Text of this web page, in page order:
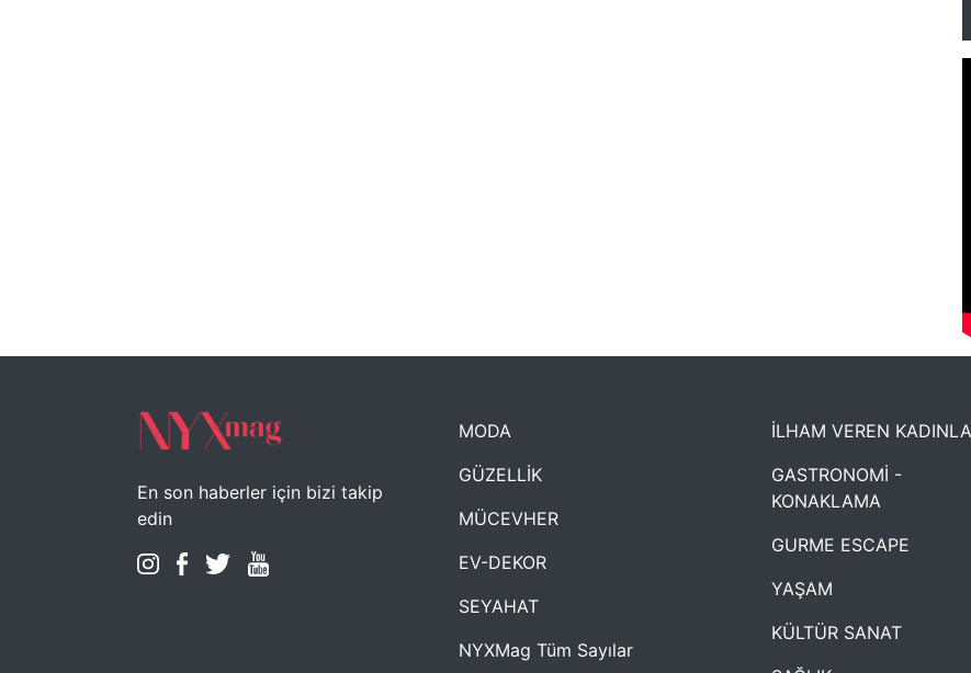
En son haberler için bizi takip
edin
MODA
GÜZELLİK
MÜCEVHER
EV-DEKOR
SEYAHAT
NYXMag Tüm Sayılar
İLHAM VEREN
GASTRONOMİ -
KONAKLAMA
GURME ESCAPE
YAŞAM
KÜLTÜR SANAT